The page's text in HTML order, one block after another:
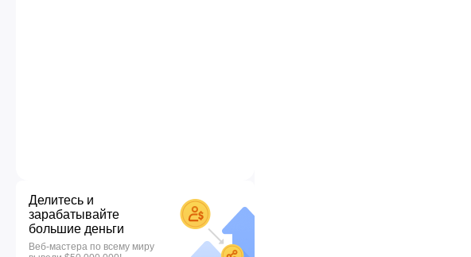
Делитесь и
зарабатывайте
большие деньги
Веб-мастера по всему миру